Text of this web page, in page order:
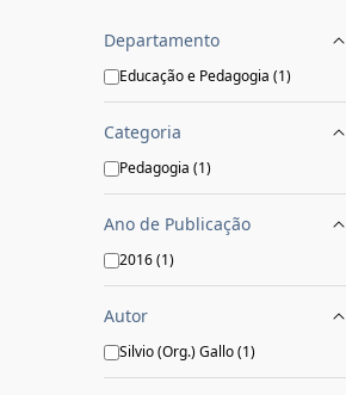
Departamento
Educação e Pedagogia (1)
Categoria
Pedagogia (1)
Ano de Publicação
2016(1)
Autor
Silvio (Org.) Gallo(1)